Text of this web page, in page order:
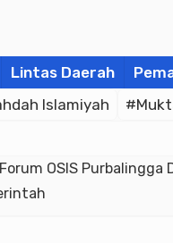
Lintas Daerah
Islamiyah
OSIS Purbalingga